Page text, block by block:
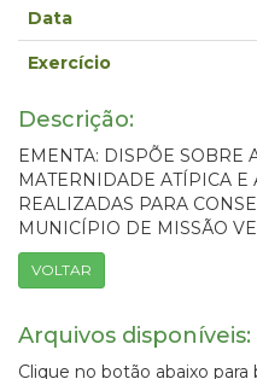
Data
Exercício
Descrição:
EMENTA: DISPÕE SOBRE
MATERNIDADE ATÍPICA E
REALIZADAS PARA
MUNICÍPIO DE MISSÃO
VOLTAR
Arquivos disponíveis:
Clique no botão abaixo para